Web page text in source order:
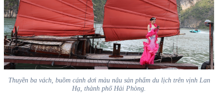
Thuyền ba vách, buồm cánh dơi màu nâu sản phẩm du lịch trên vịnh Lan
Hạ, thành phố Hải Phòng.